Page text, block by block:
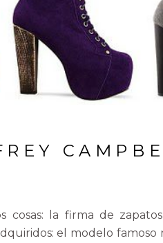
la firma de
el modelo famoso